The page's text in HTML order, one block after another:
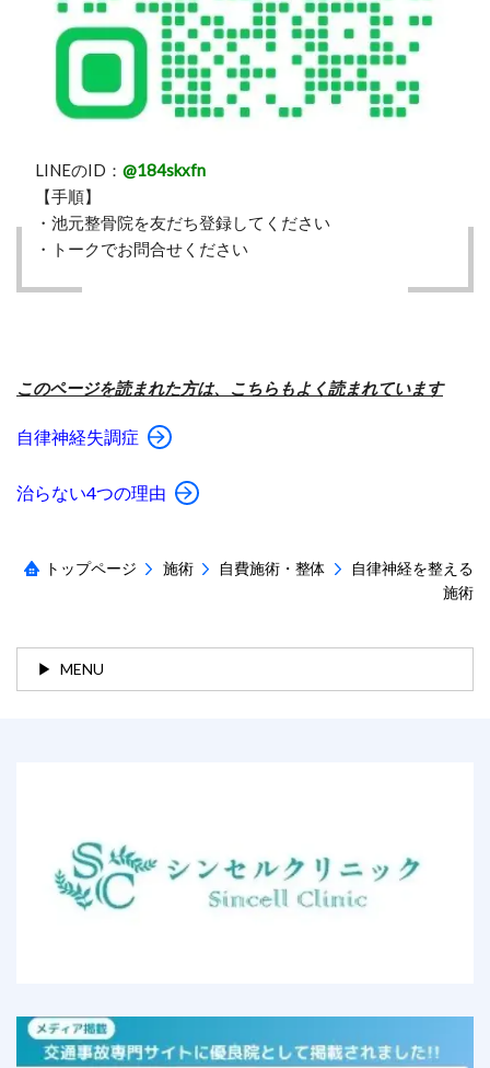
LINEのID： @184skxfn
【手順】
・池元整骨院を友だち登録してください
・トークでお問合せください
このページを読まれた方は、こちらもよく読まれています
自律神経失調症
治らない4つの理由
トップページ 施術 自費施術・整体
自律神経を整える
施術
MENU